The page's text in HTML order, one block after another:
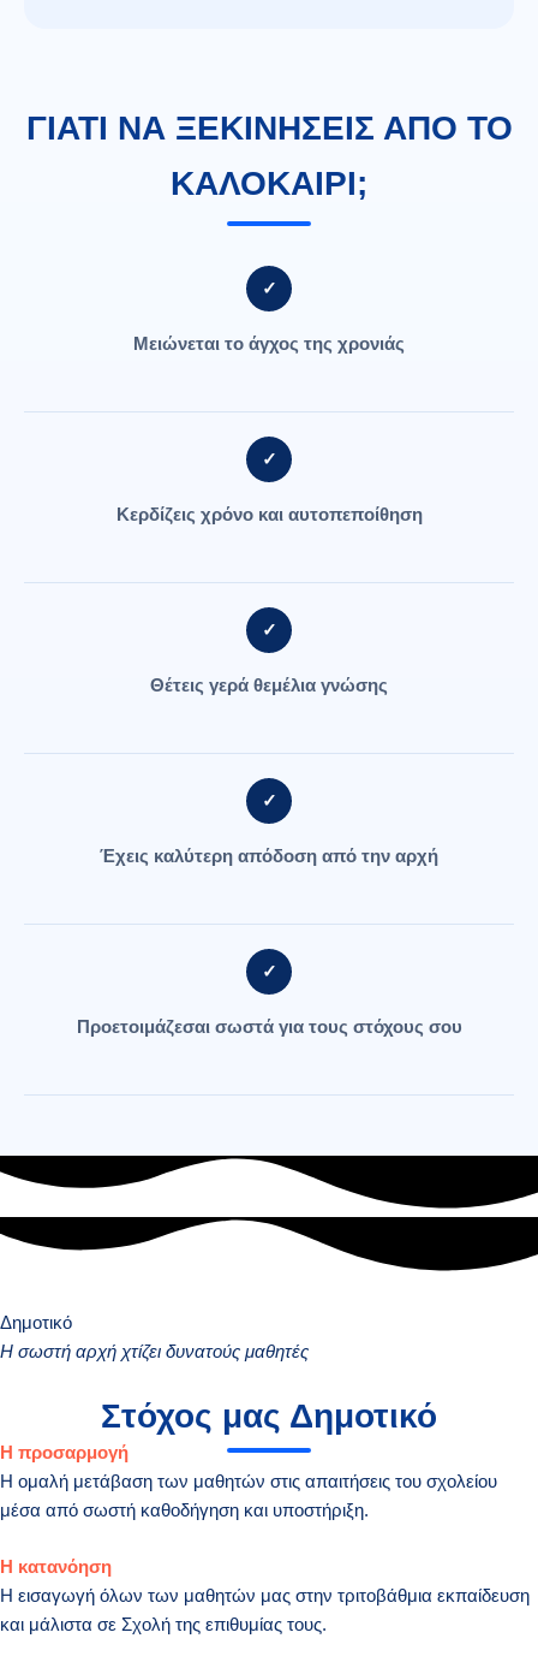
ΓΙΑΤΙ ΝΑ ΞΕΚΙΝΗΣΕΙΣ ΑΠΟ ΤΟ
ΚΑΛΟΚΑΙΡΙ;
✓
Μειώνεται το άγχος της χρονιάς
✓
Κερδίζεις χρόνο και αυτοπεποίθηση
✓
Θέτεις γερά θεμέλια γνώσης
✓
Έχεις καλύτερη απόδοση από την αρχή
✓
Προετοιμάζεσαι σωστά για τους στόχους σου
Δημοτικό
Η σωστή αρχή χτίζει δυνατούς μαθητές
Στόχος μας Δημοτικό
Η προσαρμογή
Η ομαλή μετάβαση των μαθητών στις απαιτήσεις του σχολείου
μέσα από σωστή καθοδήγηση και υποστήριξη.
Η κατανόηση
Η εισαγωγή όλων των μαθητών μας στην τριτοβάθμια εκπαίδευση
και μάλιστα σε Σχολή της επιθυμίας τους.